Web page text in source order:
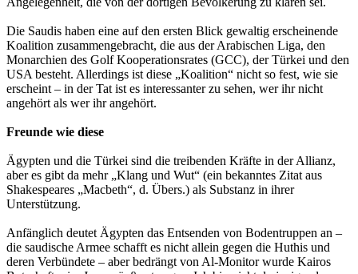
Die Saudis haben eine auf den ersten Blick gewaltig erscheinende
Koalition zusammengebracht, die aus der Arabischen Liga, den
Monarchien des Golf Kooperationsrates (GCC), der Türkei und den
USA besteht. Allerdings ist diese „Koalition“ nicht so fest, wie sie
erscheint – in der Tat ist es interessanter zu sehen, wer ihr nicht
angehört als wer ihr angehört.
Freunde wie diese
Ägypten und die Türkei sind die treibenden Kräfte in der Allianz,
aber es gibt da mehr „Klang und Wut“ (ein bekanntes Zitat aus
Shakespeares „Macbeth“, d. Übers.) als Substanz in ihrer
Unterstützung.
Anfänglich deutet Ägypten das Entsenden von Bodentruppen an –
die saudische Armee schafft es nicht allein gegen die Huthis und
deren Verbündete – aber bedrängt von Al-Monitor wurde Kairos